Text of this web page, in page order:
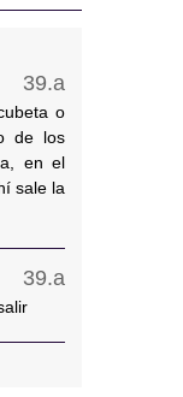
o
de los
en el
sale la